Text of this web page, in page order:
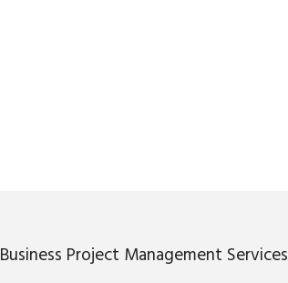
Business Project Management Services